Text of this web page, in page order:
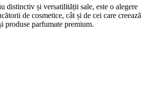
distinctiv și versatilității sale, este o alegere
de cosmetice, cât și de cei care creează
produse parfumate premium.